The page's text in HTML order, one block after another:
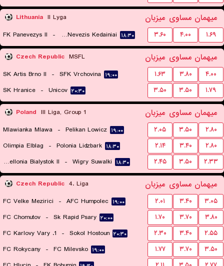
۱۸:۳۰
Lithuania II Lyga میزبان مساوی میهمان
FK Panevezys II - FK Nevezis Kedainiai ۱۸:۳۰ ۳.۶۰ ۴.۰۰ ۱.۶۹
Czech Republic MSFL میزبان مساوی میهمان
SK Artis Brno II - SFK Vrchovina ۱۹:۰۰ ۱.۶۳ ۳.۸۰
۴.۰۰
SK Hranice - Unicov ۲۰:۳۰ ۳.۵۰ ۳.۵۰ ۱.۷۹
Poland III Liga, Group 1 میزبان مساوی میهمان
Mlawianka Mlawa - Pelikan Lowicz ۱۹:۰۰ ۲.۰۵ ۳.۵۰
۲.۸۰
Olimpia Elblag - Polonia Lidzbark ۱۸:۳۰ ۲.۱۴ ۳.۴۰
۲.۸۰
Jagiellonia Bialystok II
- Wigry Suwalki ۱۸:۳۰ ۲.۴۵ ۳.۵۰ ۲.۳۳
Czech Republic 4. Liga میزبان مساوی میهمان
FC Velke Mezirici - AFC Humpolec ۱۹:۰۰ ۲.۰۱ ۳.۴۰
۳.۰۵
FC Chomutov - Sk Rapid Psary ۲۰:۰۰ ۱.۷۰ ۳.۷۰
۳.۸۰
1. FC Karlovy Vary - Sokol Hostoun ۲۰:۳۰ ۲.۳۰ ۳.۴۰
۲.۵۵
FC Rokycany - FC Milevsko ۱۹:۰۰ ۱.۷۷ ۳.۷۰
۳.۵۰